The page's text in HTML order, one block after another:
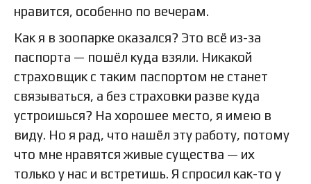
нравится, особенно по вечерам.
Как я в зоопарке оказался? Это всё из-за
паспорта — пошёл куда взяли. Никакой
страховщик с таким паспортом не станет
связываться, а без страховки разве куда
устроишься? На хорошее место, я имею в
виду. Но я рад, что нашёл эту работу, потому
что мне нравятся живые существа — их
только у нас и встретишь. Я спросил как-то у